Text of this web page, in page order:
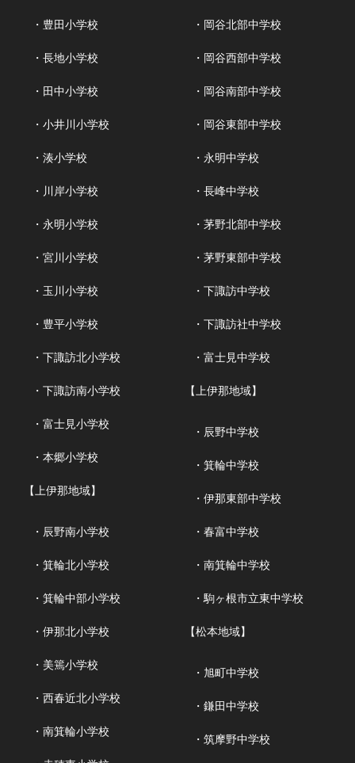
・豊田小学校
・長地小学校
・田中小学校
・小井川小学校
・湊小学校
・川岸小学校
・永明小学校
・宮川小学校
・玉川小学校
・豊平小学校
・下諏訪北小学校
・下諏訪南小学校
・富士見小学校
・本郷小学校
【上伊那地域】
・辰野南小学校
・箕輪北小学校
・箕輪中部小学校
・伊那北小学校
・美篶小学校
・西春近北小学校
・南箕輪小学校
・岡谷北部中学校
・岡谷西部中学校
・岡谷南部中学校
・岡谷東部中学校
・永明中学校
・長峰中学校
・茅野北部中学校
・茅野東部中学校
・下諏訪中学校
・下諏訪社中学校
・富士見中学校
【上伊那地域】
・辰野中学校
・箕輪中学校
・伊那東部中学校
・春富中学校
・南箕輪中学校
・駒ヶ根市立東中学校
【松本地域】
・旭町中学校
・鎌田中学校
・筑摩野中学校